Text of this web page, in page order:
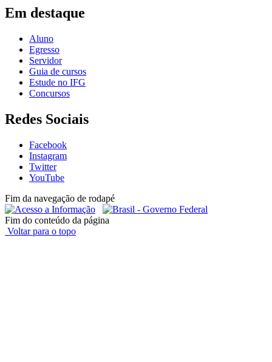
Em destaque
Aluno
Egresso
Servidor
Guia de cursos
Estude no IFG
Concursos
Redes Sociais
Facebook
Instagram
Twitter
YouTube
Fim da navegação de rodapé
Fim do conteúdo da página
Voltar para o topo